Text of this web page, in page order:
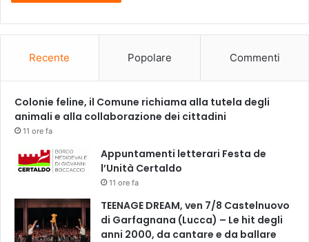
Recente Popolare Commenti
Colonie feline, il Comune richiama alla tutela degli
animali e alla collaborazione dei cittadini
11 ore fa
Appuntamenti letterari Festa de
l’Unità Certaldo
11 ore fa
TEENAGE DREAM, ven 7/8 Castelnuovo
di Garfagnana (Lucca) – Le hit degli
anni 2000, da cantare e da ballare